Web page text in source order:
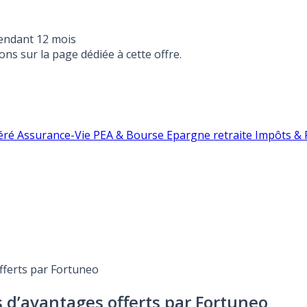
12 mois
sur la page dédiée à cette offre.
Assurance-Vie PEA & Bourse Epargne retraite Impôts &
par Fortuneo
offerts par Fortuneo